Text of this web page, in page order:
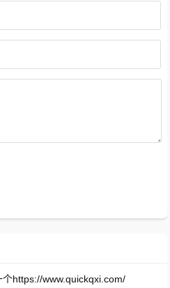
https://www.quickqxi.com/